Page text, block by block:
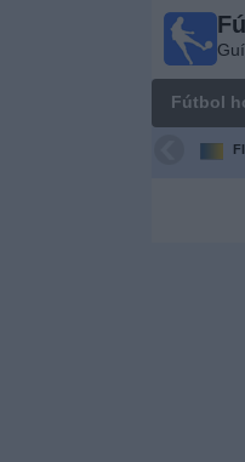
Fútbol